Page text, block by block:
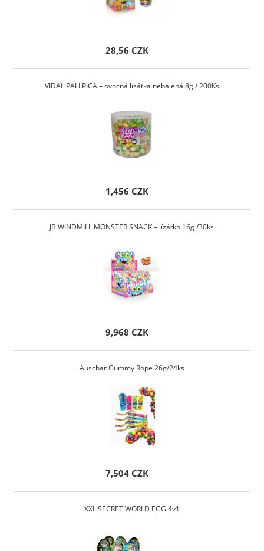
28,56 CZK
VIDAL PALI PICA – ovocná lízátka nebalená 8g / 200Ks
1,456 CZK
JB WINDMILL MONSTER SNACK – lízátko 16g /30ks
9,968 CZK
Auschar Gummy Rope 26g/24ks
7,504 CZK
XXL SECRET WORLD EGG 4v1